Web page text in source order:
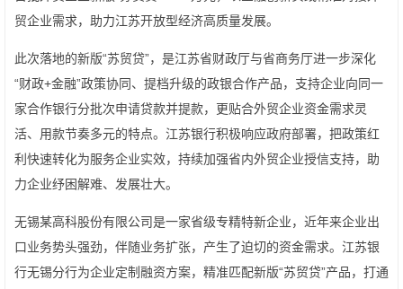
贸企业需求，助力江苏开放型经济高质量发展。
此次落地的新版“苏贸贷”，是江苏省财政厅与省商务厅进一步深化
“财政+金融”政策协同、提档升级的政银合作产品，支持企业向同一
家合作银行分批次申请贷款并提款，更贴合外贸企业资金需求灵
活、用款节奏多元的特点。江苏银行积极响应政府部署，把政策红
利快速转化为服务企业实效，持续加强省内外贸企业授信支持，助
力企业纾困解难、发展壮大。
无锡某高科股份有限公司是一家省级专精特新企业，近年来企业出
口业务势头强劲，伴随业务扩张，产生了迫切的资金需求。江苏银
行无锡分行为企业定制融资方案，精准匹配新版“苏贸贷”产品，打通